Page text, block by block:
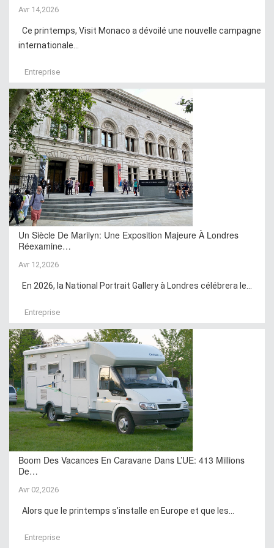
Avr 14,2026
Ce printemps, Visit Monaco a dévoilé une nouvelle campagne
internationale...
Entreprise
Un Siècle De Marilyn: Une Exposition Majeure À Londres
Réexamine…
Avr 12,2026
En 2026, la National Portrait Gallery à Londres célébrera le...
Entreprise
Boom Des Vacances En Caravane Dans L’UE: 413 Millions
De…
Avr 02,2026
Alors que le printemps s’installe en Europe et que les...
Entreprise